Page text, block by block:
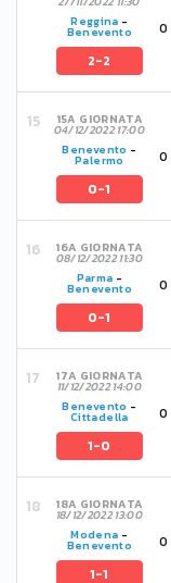
Reggina -
Benevento
2-2
0
15A GIORNATA
04/12/2022 17:00
Benevento -
Palermo
0-1
0
16A GIORNATA
08/12/2022 11:30
Parma -
Benevento
0-1
0
17A GIORNATA
11/12/2022 14:00
Benevento -
Cittadella
1-0
0
18A GIORNATA
18/12/2022 13:00
Modena -
Benevento
1-1
0